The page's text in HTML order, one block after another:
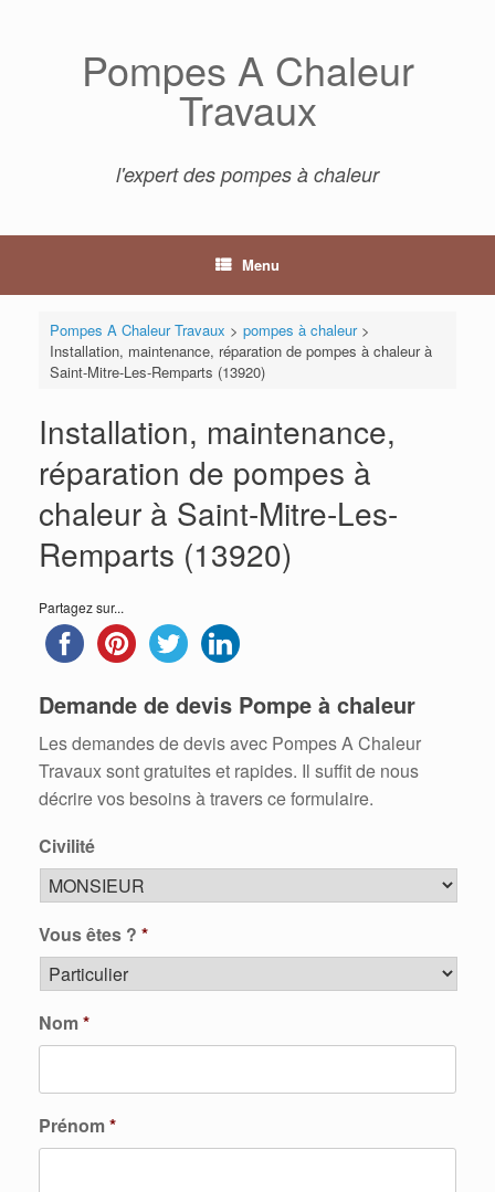
Pompes A Chaleur
Travaux
l'expert des pompes à chaleur
Menu
Pompes A Chaleur Travaux > pompes à chaleur>
Installation, maintenance, réparation de pompes à chaleur à
Saint-Mitre-Les-Remparts (13920)
Installation, maintenance,
réparation de pompes à
chaleur à Saint-Mitre-Les-
Remparts (13920)
Partagez sur...
Demande de devis Pompe à chaleur
Les demandes de devis avec Pompes A Chaleur
Travaux sont gratuites et rapides. Il suffit de nous
décrire vos besoins à travers ce formulaire.
Civilité
Vous êtes ? *
Nom*
Prénom*